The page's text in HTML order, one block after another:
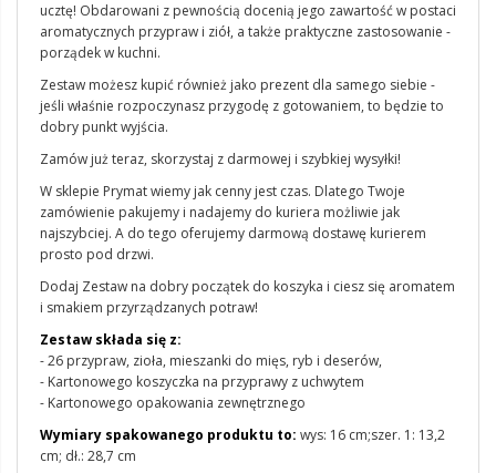
ucztę! Obdarowani z pewnością docenią jego zawartość w postaci
aromatycznych przypraw i ziół, a także praktyczne zastosowanie -
porządek w kuchni.
Zestaw możesz kupić również jako prezent dla samego siebie -
jeśli właśnie rozpoczynasz przygodę z gotowaniem, to będzie to
dobry punkt wyjścia.
Zamów już teraz, skorzystaj z darmowej i szybkiej wysyłki!
W sklepie Prymat wiemy jak cenny jest czas. Dlatego Twoje
zamówienie pakujemy i nadajemy do kuriera możliwie jak
najszybciej. A do tego oferujemy darmową dostawę kurierem
prosto pod drzwi.
Dodaj Zestaw na dobry początek do koszyka i ciesz się aromatem
i smakiem przyrządzanych potraw!
Zestaw składa się z:
- 26 przypraw, zioła, mieszanki do mięs, ryb i deserów,
- Kartonowego koszyczka na przyprawy z uchwytem
- Kartonowego opakowania zewnętrznego
Wymiary spakowanego produktu to: wys: 16 cm;szer. 1: 13,2
cm; dł.: 28,7 cm